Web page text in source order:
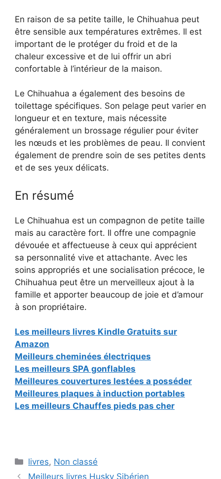
En raison de sa petite taille, le Chihuahua peut
être sensible aux températures extrêmes. Il est
important de le protéger du froid et de la
chaleur excessive et de lui offrir un abri
confortable à l’intérieur de la maison.
Le Chihuahua a également des besoins de
toilettage spécifiques. Son pelage peut varier en
longueur et en texture, mais nécessite
généralement un brossage régulier pour éviter
les nœuds et les problèmes de peau. Il convient
également de prendre soin de ses petites dents
et de ses yeux délicats.
En résumé
Le Chihuahua est un compagnon de petite taille
mais au caractère fort. Il offre une compagnie
dévouée et affectueuse à ceux qui apprécient
sa personnalité vive et attachante. Avec les
soins appropriés et une socialisation précoce, le
Chihuahua peut être un merveilleux ajout à la
famille et apporter beaucoup de joie et d’amour
à son propriétaire.
Les meilleurs livres Kindle Gratuits sur
Amazon
Meilleurs cheminées électriques
Les meilleurs SPA gonflables
Meilleures couvertures lestées a posséder
Meilleures plaques à induction portables
Les meilleurs Chauffes pieds pas cher
Catégories
livres, Non classé
Meilleurs livres Husky Sibérien